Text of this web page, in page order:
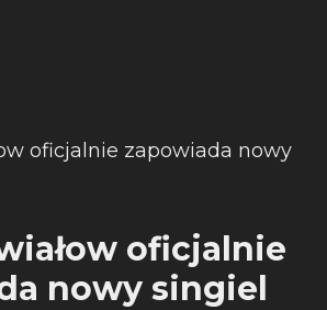
oficjalnie
nowy singiel